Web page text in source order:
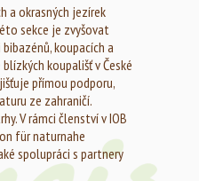
a okrasných jezírek
sekce je zvyšovat
koupacích a
koupališť v České
přímou podporu,
ze zahraničí.
V rámci členství v IOB
für naturnahe
spolupráci s partnery